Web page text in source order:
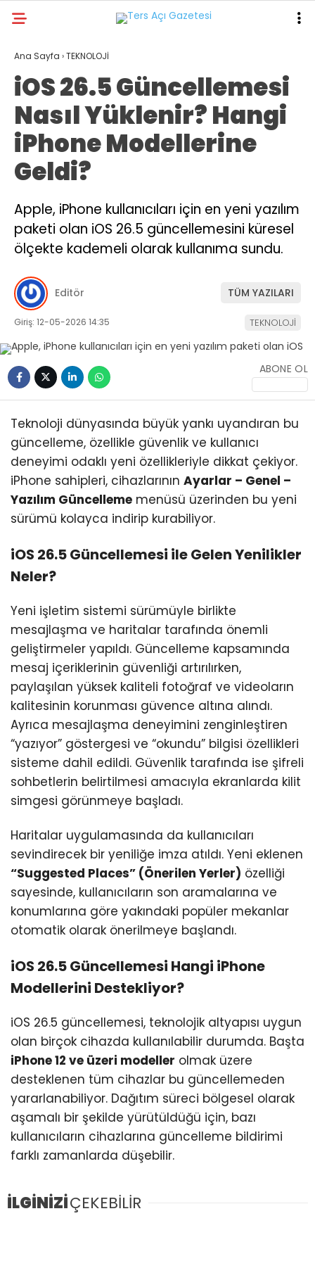
WhatsApp
İhbar Hattı
Facebook
Youtube
GALERİ VİDEO YAZARLAR
GÜNDEM
ASAYİŞ
DÜNYA
KAHRAMANMARAŞ
SPOR
TEKNOLOJİ
DİĞER
Ana Sayfa ›TEKNOLOJİ
iOS 26.5 Güncellemesi
Nasıl Yüklenir? Hangi
iPhone Modellerine
Geldi?
Apple, iPhone kullanıcıları için en yeni yazılım
paketi olan iOS 26.5 güncellemesini küresel
ölçekte kademeli olarak kullanıma sundu.
Editör TÜM YAZILARI
Giriş: 12-05-2026 14:35 TEKNOLOJİ
ABONE OL
Teknoloji dünyasında büyük yankı uyandıran bu
güncelleme, özellikle güvenlik ve kullanıcı
deneyimi odaklı yeni özellikleriyle dikkat çekiyor.
iPhone sahipleri, cihazlarının Ayarlar – Genel –
Yazılım Güncelleme menüsü üzerinden bu yeni
sürümü kolayca indirip kurabiliyor.
iOS 26.5 Güncellemesi ile Gelen Yenilikler
Neler?
Yeni işletim sistemi sürümüyle birlikte
mesajlaşma ve haritalar tarafında önemli
geliştirmeler yapıldı. Güncelleme kapsamında
mesaj içeriklerinin güvenliği artırılırken,
paylaşılan yüksek kaliteli fotoğraf ve videoların
kalitesinin korunması güvence altına alındı.
Ayrıca mesajlaşma deneyimini zenginleştiren
“yazıyor” göstergesi ve “okundu” bilgisi özellikleri
sisteme dahil edildi. Güvenlik tarafında ise şifreli
sohbetlerin belirtilmesi amacıyla ekranlarda kilit
simgesi görünmeye başladı.
Haritalar uygulamasında da kullanıcıları
sevindirecek bir yeniliğe imza atıldı. Yeni eklenen
“Suggested Places” (Önerilen Yerler) özelliği
sayesinde, kullanıcıların son aramalarına ve
konumlarına göre yakındaki popüler mekanlar
otomatik olarak önerilmeye başlandı.
iOS 26.5 Güncellemesi Hangi iPhone
Modellerini Destekliyor?
iOS 26.5 güncellemesi, teknolojik altyapısı uygun
olan birçok cihazda kullanılabilir durumda. Başta
iPhone 12 ve üzeri modeller olmak üzere
desteklenen tüm cihazlar bu güncellemeden
yararlanabiliyor. Dağıtım süreci bölgesel olarak
aşamalı bir şekilde yürütüldüğü için, bazı
kullanıcıların cihazlarına güncelleme bildirimi
farklı zamanlarda düşebilir.
İLGİNİZİÇEKEBİLİR